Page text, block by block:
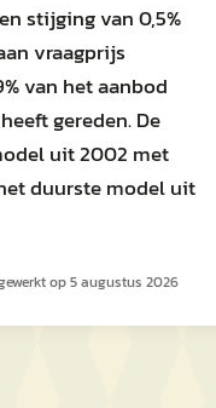
stijging van 0,5%
vraagprijs
van het aanbod
gereden. De
uit 2002 met
duurste model uit
op5 augustus 2026